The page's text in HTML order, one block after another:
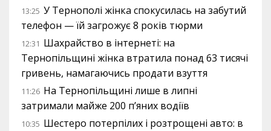
13:25 У Тернополі жінка спокусилась на забутий
телефон — їй загрожує 8 років тюрми
12:31 Шахрайство в інтернеті: на
Тернопільщині жінка втратила понад 63 тисячі
гривень, намагаючись продати взуття
11:26 На Тернопільщині лише в липні
затримали майже 200 п’яних водіїв
10:35 Шестеро потерпілих і розтрощені авто: в